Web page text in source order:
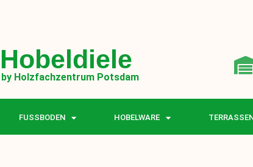
Hobeldiele
by Holzfachzentrum Potsdam
FUSSBODEN HOBELWARE